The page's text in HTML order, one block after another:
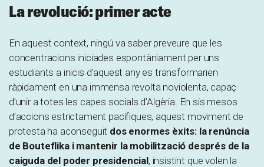
La revolució: primer acte
En aquest context, ningú va saber preveure que les
concentracions iniciades espontàniament per uns
estudiants a inicis d’aquest any es transformarien
ràpidament en una immensa revolta noviolenta, capaç
d’unir a totes les capes socials d’Algèria. En sis mesos
d’accions estrictament pacífiques, aquest moviment de
protesta ha aconseguit dos enormes èxits: la renúncia
de Bouteflika i mantenir la mobilització després de la
caiguda del poder presidencial, insistint que volen la